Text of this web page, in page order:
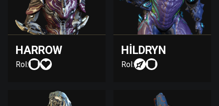
HARROW
Rol:
HILDRYN
Rol: